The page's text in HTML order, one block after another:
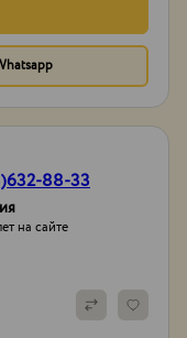
88-33
на сайте